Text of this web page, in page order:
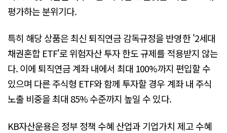
평가하는 분위기다.
특히 해당 상품은 최신 퇴직연금 감독규정을 반영한 '2세대
채권혼합 ETF'로 위험자산 투자 한도 규제를 적용받지 않는
다. 이에 퇴직연금 계좌 내에서 최대 100%까지 편입할 수
있으며 다른 주식형 ETF와 함께 투자할 경우 계좌 내 주식
노출 비중을 최대 85% 수준까지 높일 수 있다.
KB자산운용은 정부 정책 수혜 산업과 기업가치 제고 수혜